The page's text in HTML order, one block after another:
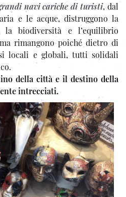
navi cariche di turisti, dal
e le acque, distruggono la
biodiversità e l’equilibrio
rimangono poiché dietro di
locali e globali, tutti solidali
della città e il destino della
intrecciati.